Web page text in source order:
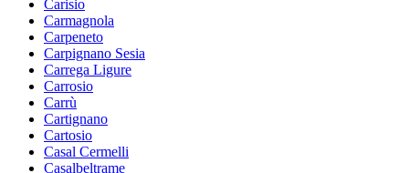
Carisio
Carmagnola
Carpeneto
Carpignano Sesia
Carrega Ligure
Carrosio
Carrù
Cartignano
Cartosio
Casal Cermelli
Casalbeltrame